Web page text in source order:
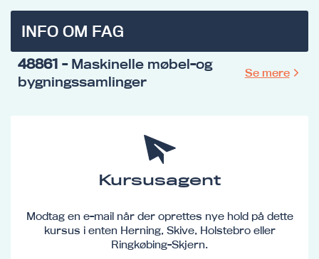
INFO OM FAG
48861 - Maskinelle møbel-og
bygningssamlinger
Se mere
Kursusagent
Modtag en e-mail når der oprettes nye hold på dette
kursus i enten Herning, Skive, Holstebro eller
Ringkøbing-Skjern.